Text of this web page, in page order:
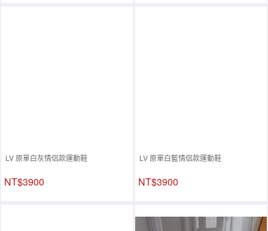
LV 原單白灰情侶款運動鞋
NT$3900
LV 原單白藍情侶款運動鞋
NT$3900